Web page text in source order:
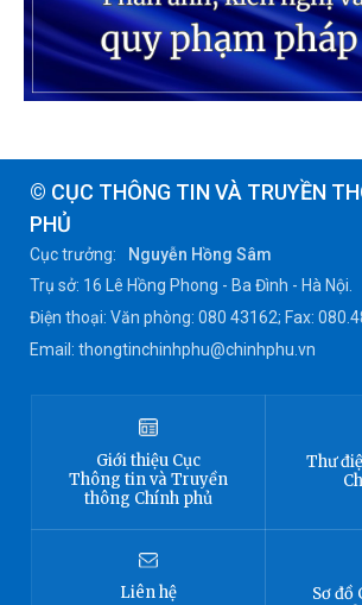
© CỤC THÔNG TIN VÀ TRUYỀN
PHỦ
Cục trưởng:
Nguyễn Hồng Sâm
Trụ sở: 16 Lê Hồng Phong - Ba Đình - Hà Nội.
Điện thoại: Văn phòng: 080 43162; Fax:
Email: thongtinchinhphu@chinhphu.vn
Giới thiệu Cục
Thông tinvà Truyền
thông Chính phủ
Thư
Liên hệ Sơ đồ